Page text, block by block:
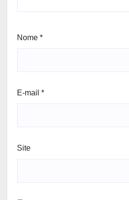
Nome *
E-mail *
Site